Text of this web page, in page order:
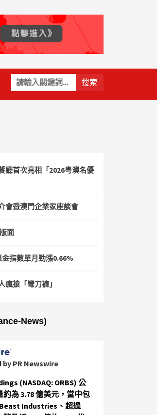
關
鍵
字:
廳首次亮相「2026粵澳名優
會暨澳門企業家座談會
面
指數單月勁漲0.66%
瘋搶「彎刀褲」
News)
PR Newswire
(NASDAQ: ORBS) 公
為 3.78 億美元，當中包
Industries、超過